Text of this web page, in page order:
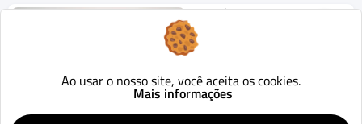
HyundaiHB20S
2025
R$ 80.090
Ao usar o nosso site, você aceita os cookies.
Mais informações